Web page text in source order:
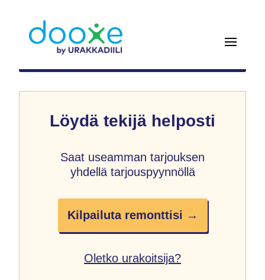
Löydä tekijä helposti
Saat useamman tarjouksen
yhdellä tarjouspyynnöllä
Kilpailuta remonttisi →
Oletko urakoitsija?